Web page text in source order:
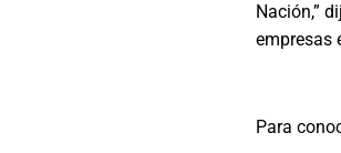
Nación,”
empresas
Para